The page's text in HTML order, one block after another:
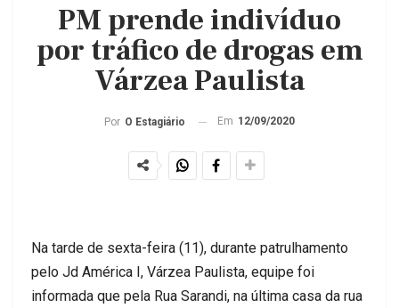
PM prende indivíduo
por tráfico de drogas em
Várzea Paulista
Por O Estagiário Em 12/09/2020
Na tarde de sexta-feira (11), durante patrulhamento
pelo Jd América I, Várzea Paulista, equipe foi
informada que pela Rua Sarandi, na última casa da rua